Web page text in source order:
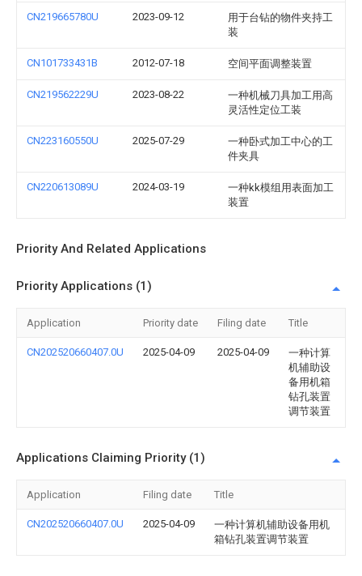
CN219665780U 2023-09-12
用于台钻的物件夹持工
装
CN101733431B 2012-07-18 空间平面调整装置
CN219562229U 2023-08-22
一种机械刀具加工用高
灵活性定位工装
CN223160550U 2025-07-29
一种卧式加工中心的工
件夹具
CN220613089U 2024-03-19
一种kk模组用表面加工
装置
Priority And Related Applications
Priority Applications (1)
Application Priority date Filing date Title
CN202520660407.0U 2025-04-09 2025-04-09
一种计算
机辅助设
备用机箱
钻孔装置
调节装置
Applications Claiming Priority (1)
Application Filing date Title
CN202520660407.0U 2025-04-09
一种计算机辅助设备用机
箱钻孔装置调节装置